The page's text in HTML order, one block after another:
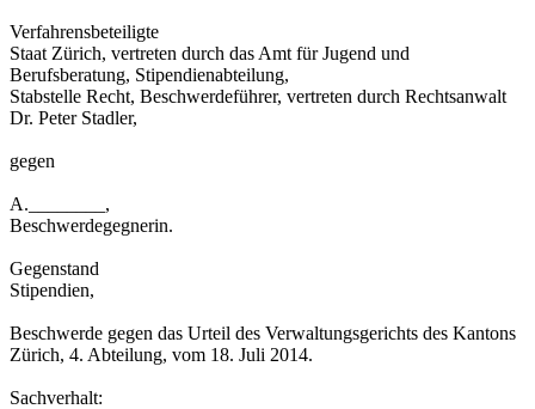
Verfahrensbeteiligte
Staat Zürich, vertreten durch das Amt für Jugend und
Berufsberatung, Stipendienabteilung,
Stabstelle Recht, Beschwerdeführer, vertreten durch Rechtsanwalt
Dr. Peter Stadler,
gegen
A.________,
Beschwerdegegnerin.
Gegenstand
Stipendien,
Beschwerde gegen das Urteil des Verwaltungsgerichts des Kantons
Zürich, 4. Abteilung, vom 18. Juli 2014.
Sachverhalt: